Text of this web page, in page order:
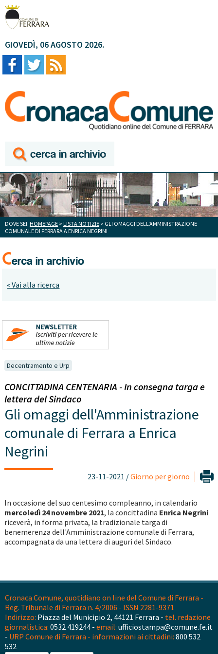
GIOVEDÌ, 06 AGOSTO 2026.
DOVE SEI: HOMEPAGE > LISTA NOTIZIE > GLI OMAGGI DELL'AMMINISTRAZIONE
COMUNALE DI FERRARA A ENRICA NEGRINI
« Vai alla ricerca
Decentramento e Urp
CONCITTADINA CENTENARIA - In consegna targa e
lettera del Sindaco
Gli omaggi dell'Amministrazione
comunale di Ferrara a Enrica
Negrini
23-11-2021 /Giorno per giorno
In occasione del suo centesimo compleanno, in calendario
mercoledì 24 novembre 2021, la concittadina Enrica Negrini
riceverà, in forma privata, la tradizionale targa di
benemerenza dell'Amministrazione comunale di Ferrara,
accompagnata da una lettera di auguri del Sindaco.
Cronaca Comune, quotidiano on line del Comune di Ferrara -
Reg. Tribunale di Ferrara n. 4/2006 - ISSN 2281-9371
Indirizzo: Piazza del Municipio 2, 44121 Ferrara - tel. redazione
giornalistica: 0532 419244 - email: ufficiostampa@comune.fe.it
- URP Comune di Ferrara - informazioni ai cittadini: 800 532
532